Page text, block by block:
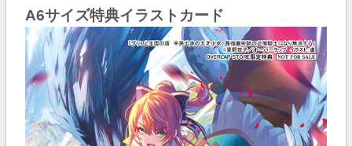
A6サイズ特典イラストカード